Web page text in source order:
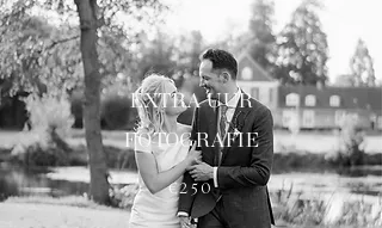
EXTRA UUR
FOTOGRAFIE
€250